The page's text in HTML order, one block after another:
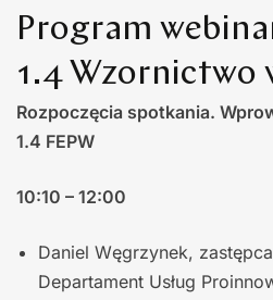
Program
1.4 Wzornictwo
Rozpoczęcia spotkania.
1.4 FEPW
10:10 – 12:00
Daniel Węgrzynek,
Departament Usług